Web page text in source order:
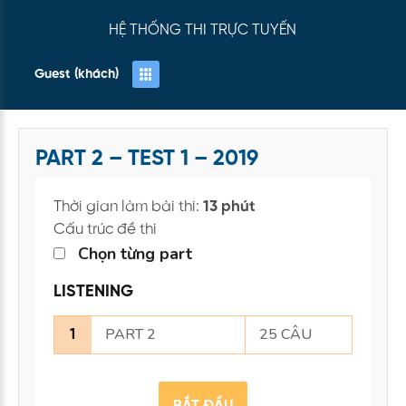
HỆ THỐNG THI TRỰC TUYẾN
Guest (khách)
PART 2 – TEST 1 – 2019
Thời gian làm bài thi: 13 phút
Cấu trúc đề thi
Chọn từng part
LISTENING
1 PART 2 25 CÂU